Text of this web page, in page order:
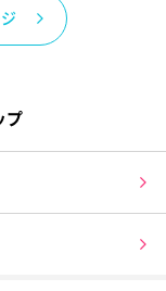
プ